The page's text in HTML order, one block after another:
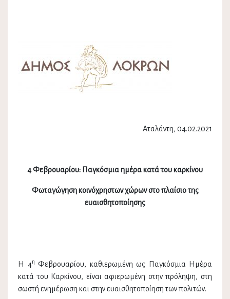
Αταλάντη, 04.02.2021
4 Φεβρουαρίου: Παγκόσμια ημέρα κατά του καρκίνου
Φωταγώγηση κοινόχρηστων χώρων στο πλαίσιο της
ευαισθητοποίησης
Η 4η Φεβρουαρίου, καθιερωμένη ως Παγκόσμια Ημέρα
κατά του Καρκίνου, είναι αφιερωμένη στην πρόληψη, στη
σωστή ενημέρωση και στην ευαισθητοποίηση των πολιτών.